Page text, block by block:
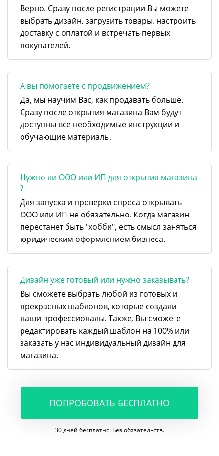
Верно. Сразу после регистрации Вы можете
выбрать дизайн, загрузить товары, настроить
доставку с оплатой и встречать первых
покупателей.
А вы помогаете с продвижением?
Да, мы научим Вас, как продавать больше.
Сразу после открытия магазина Вам будут
доступны все необходимые инструкции и
обучающие материалы.
Нужно ли ООО или ИП для открытия магазина
?
Для запуска и проверки спроса открывать
ООО или ИП не обязательно. Когда магазин
перестанет быть "хобби", есть смысл заняться
юридическим оформлением бизнеса.
Дизайн уже готовый или нужно заказывать?
Вы сможете выбрать любой из готовых и
прекрасных шаблонов, которые создали
наши профессионалы. Также, Вы сможете
редактировать каждый шаблон на 100% или
заказать у нас индивидуальный дизайн для
магазина.
ПОПРОБОВАТЬ БЕСПЛАТНО
30 дней бесплатно. Без обязательств.